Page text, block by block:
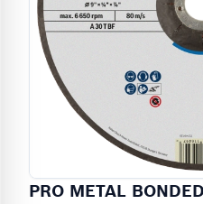
PRO METAL